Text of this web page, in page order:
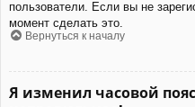
пользователи. Если вы не
момент сделать это.
Вернуться к началу
Я изменил часовой